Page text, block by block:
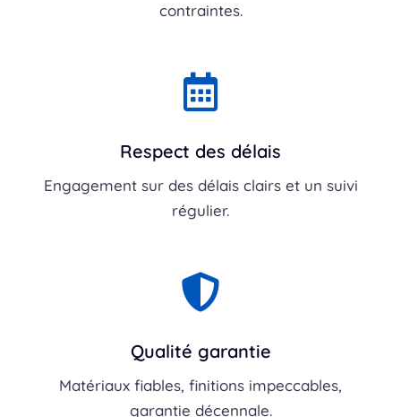
contraintes.
Respect des délais
Engagement sur des délais clairs et un suivi
régulier.
Qualité garantie
Matériaux fiables, finitions impeccables,
garantie décennale.